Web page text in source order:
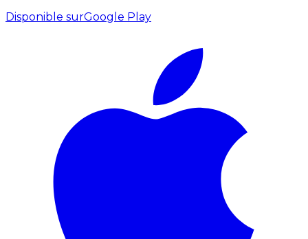
Disponible surGoogle Play